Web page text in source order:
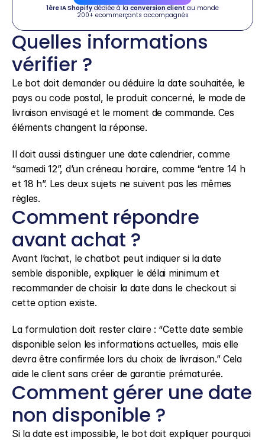
1ère IA Shopify dédiée à la conversion client au monde
200+ ecommerçants accompagnés
Quelles informations
vérifier ?
Le bot doit demander ou déduire la date souhaitée, le
pays ou code postal, le produit concerné, le mode de
livraison envisagé et le moment de commande. Ces
éléments changent la réponse.
Il doit aussi distinguer une date calendrier, comme
“samedi 12”, d’un créneau horaire, comme “entre 14 h
et 18 h”. Les deux sujets ne suivent pas les mêmes
règles.
Comment répondre
avant achat ?
Avant l’achat, le chatbot peut indiquer si la date
semble disponible, expliquer le délai minimum et
recommander de choisir la date dans le checkout si
cette option existe.
La formulation doit rester claire : “Cette date semble
disponible selon les informations actuelles, mais elle
devra être confirmée lors du choix de livraison.” Cela
aide le client sans créer de garantie prématurée.
Comment gérer une date
non disponible ?
Si la date est impossible, le bot doit expliquer pourquoi